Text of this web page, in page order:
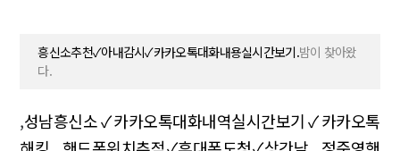
흥신소추천✓아내감시✓카카오톡대화내용실시간보기.밤이 찾아왔
다.
,성남흥신소✓카카오톡대화내역실시간보기✓카카오톡